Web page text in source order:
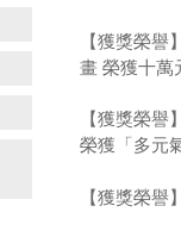
【獲獎榮譽】
畫 榮獲十萬
【獲獎榮譽】
榮獲「多元
【獲獎榮譽】